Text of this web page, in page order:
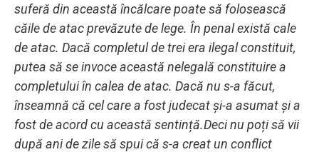
suferă din această încălcare poate să folosească
căile de atac prevăzute de lege. În penal există cale
de atac. Dacă completul de trei era ilegal constituit,
putea să se invoce această nelegală constituire a
completului în calea de atac. Dacă nu s-a făcut,
înseamnă că cel care a fost judecat și-a asumat și a
fost de acord cu această sentință.Deci nu poți să vii
după ani de zile să spui că s-a creat un conflict